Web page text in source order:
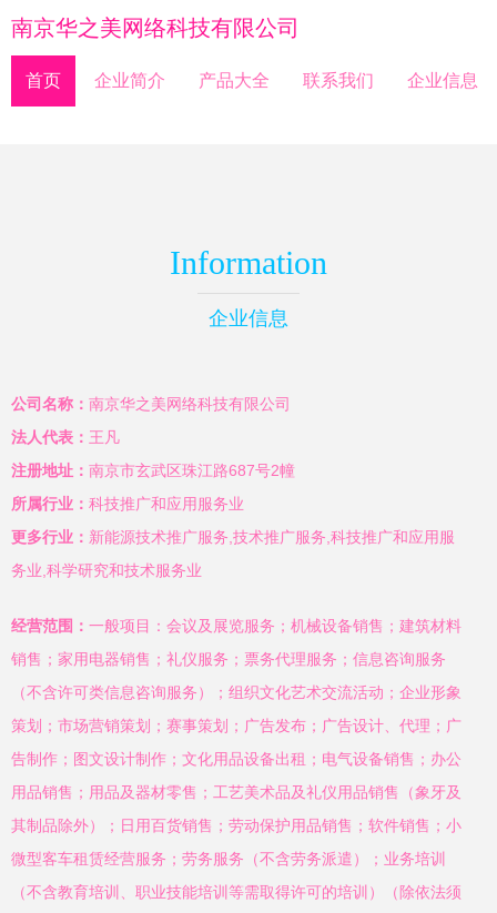
南京华之美网络科技有限公司
首页 企业简介 产品大全 联系我们 企业信息
Information
企业信息
公司名称： 南京华之美网络科技有限公司
法人代表： 王凡
注册地址： 南京市玄武区珠江路687号2幢
所属行业： 科技推广和应用服务业
更多行业： 新能源技术推广服务,技术推广服务,科技推广和应用服
务业,科学研究和技术服务业
经营范围： 一般项目：会议及展览服务；机械设备销售；建筑材料
销售；家用电器销售；礼仪服务；票务代理服务；信息咨询服务
（不含许可类信息咨询服务）；组织文化艺术交流活动；企业形象
策划；市场营销策划；赛事策划；广告发布；广告设计、代理；广
告制作；图文设计制作；文化用品设备出租；电气设备销售；办公
用品销售；用品及器材零售；工艺美术品及礼仪用品销售（象牙及
其制品除外）；日用百货销售；劳动保护用品销售；软件销售；小
微型客车租赁经营服务；劳务服务（不含劳务派遣）；业务培训
（不含教育培训、职业技能培训等需取得许可的培训）（除依法须